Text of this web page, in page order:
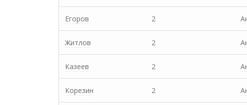
Егоров 2
Житлов 2
Казеев 2
Корезин 2